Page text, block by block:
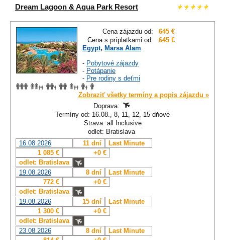
Dream Lagoon & Aqua Park Resort
Cena zájazdu od:
645 €
Cena s príplatkami od:
645 €
Egypt, Marsa Alam
- Pobytové zájazdy
- Potápanie
- Pre rodiny s deťmi
Zobraziť všetky termíny a popis zájazdu »
Doprava:
Termíny od: 16.08., 8, 11, 12, 15 dňové
Strava: all Inclusive
odlet: Bratislava
16.08.2026
11 dní
Last Minute
1 085 €
+0 €
odlet: Bratislava
19.08.2026
8 dní
Last Minute
772 €
+0 €
odlet: Bratislava
19.08.2026
15 dní
Last Minute
1 300 €
+0 €
odlet: Bratislava
23.08.2026
8 dní
Last Minute